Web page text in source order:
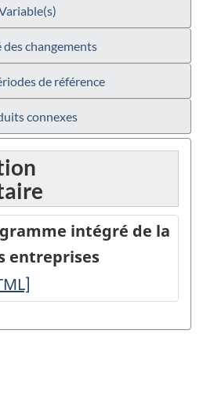
des changements
de référence
connexes
intégré de la
entreprises